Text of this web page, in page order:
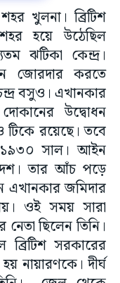
খুলনা। ব্রিটিশ
হয়ে উঠেছিল
ঝটিকা কেন্দ্র।
জোরদার করতে
বসুও। এখানকার
উদ্বোধন
রয়েছে। তবে
১৯৩০ সাল। আইন
তার আঁচ পড়ে
এখানকার জমিদার
ওই সময় সারা
নেতা ছিলেন তিনি।
সরকারের
নায়ারণকে। দীর্ঘ